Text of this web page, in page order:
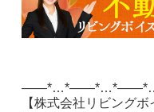
【株式会社リビングボ